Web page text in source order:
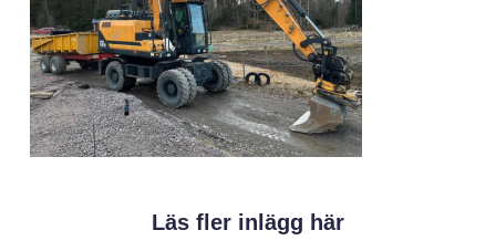
Läs fler inlägg här